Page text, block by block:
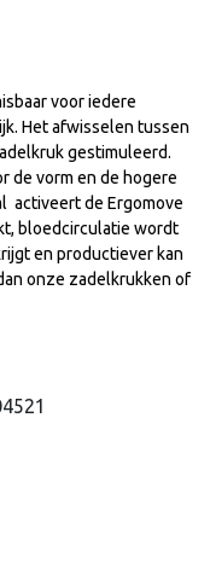
voor iedere
Het afwisselen tussen
gestimuleerd.
de vorm en de hogere
activeert de Ergomove
bloedcirculatie wordt
en productiever kan
onze zadelkrukken of